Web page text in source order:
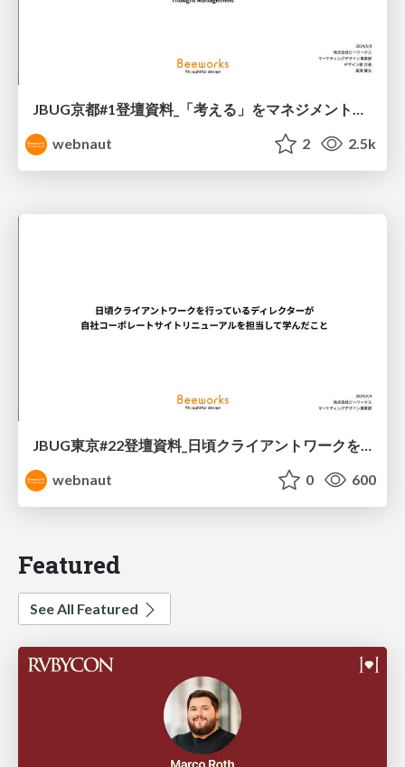
JBUG京都#1登壇資料_「考える」をマネジメントする_ビーワークス高濱
webnaut
2 2.5k
JBUG東京#22登壇資料_日頃クライアントワークを行っているディレクターが自社コーポレートサイトリニューアルを担当して学んだこと
webnaut
0 600
Featured
See All Featured